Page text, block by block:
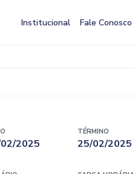
Institucional Fale Conosco
2025
TÉRMINO
25/02/2025